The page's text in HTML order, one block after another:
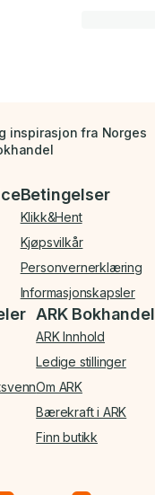
inspirasjon fra Norges
Betingelser
Klikk&Hent
Kjøpsvilkår
Personvernerklæring
Informasjonskapsler
ARK Bokhandel
ARK Innhold
Ledige stillinger
Om ARK
Bærekraft i ARK
Finn butikk